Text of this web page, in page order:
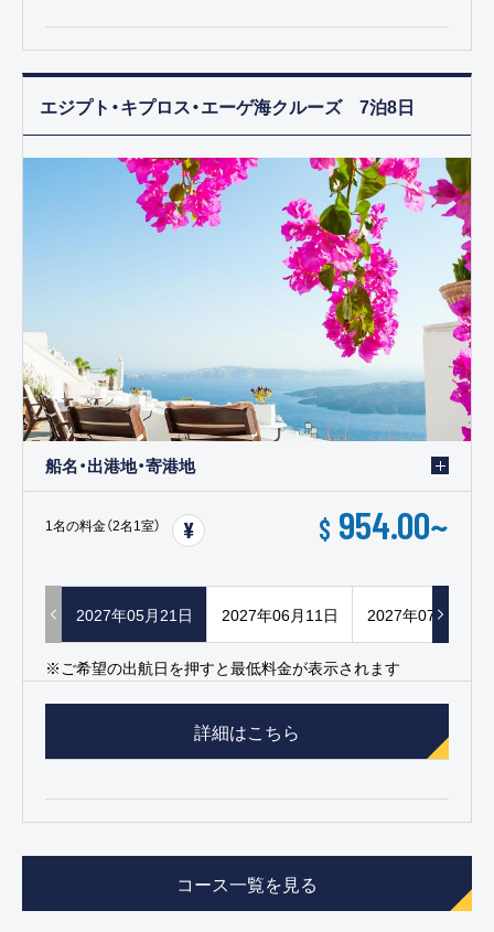
エジプト・キプロス・エーゲ海クルーズ 7泊8日
船名・出港地・寄港地
1名の料金（2名1室） $ 954.00~
2027年05月21日 2027年06月11日 2027年07月02日
※ご希望の出航日を押すと最低料金が表示されます
詳細はこちら
コース一覧を見る